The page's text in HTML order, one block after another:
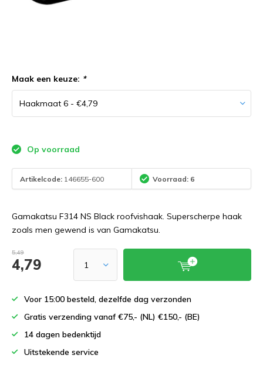
Maak een keuze: *
Op voorraad
Artikelcode: 146655-600 Voorraad: 6
Gamakatsu F314 NS Black roofvishaak. Superscherpe haak
zoals men gewend is van Gamakatsu.
5,49
4,79
Voor 15:00 besteld, dezelfde dag verzonden
Gratis verzending vanaf €75,- (NL) €150,- (BE)
14 dagen bedenktijd
Uitstekende service